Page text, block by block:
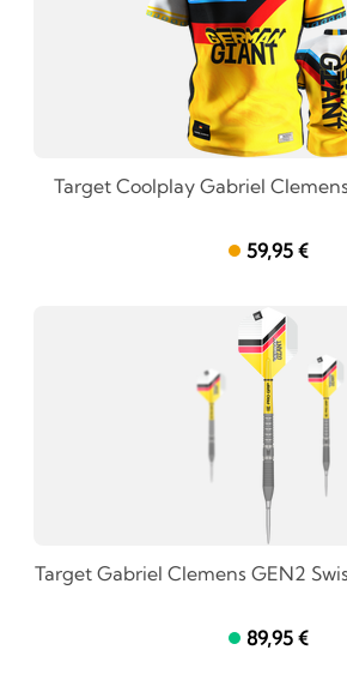
Target Coolplay Gabriel
59,95 €
Target Gabriel Clemens GEN2
89,95 €